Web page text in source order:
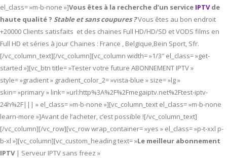
el_class= »m-b-none »]Vous êtes à la recherche d’un service IPTVde
haute qualité ? Stable et sans coupures ?Vous êtes au bon endroit
+20000 Clients satisfaits et des chaines Full HD/HD/SD et VODS films en
Full HD et séries à jour Chaines : France , Belgique,Bein Sport, Sfr.
[/vc_column_text][/vc_column][vc_column width= »1/3″ el_class= »get-
started »][vc_btn title= »Tester votre future ABONNEMENT IPTV »
style= »gradient » gradient_color_2= »vista-blue » size= »lg »
skin= »primary » link= »url:http%3A%2F%2Fmegaiptv.net%2Ftest-iptv-
24h%2F||| » el_class= »m-b-none »][vc_column_text el_class= »m-b-none
learn-more »]Avant de l’acheter, c’est possible ![/vc_column_text]
[/vc_column][/vc_row][vc_row wrap_container= »yes » el_class= »p-t-xxl p-
b-xl »][vc_column][vc_custom_heading text= »Le meilleur abonnement
IPTV | Serveur IPTV sans freez »